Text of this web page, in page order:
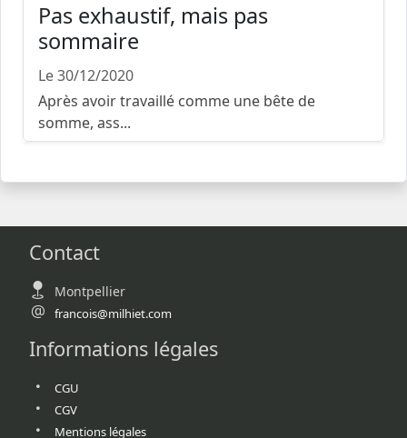
Pas exhaustif, mais pas
sommaire
Le 30/12/2020
Après avoir travaillé comme une bête de
somme, ass...
Contact
Montpellier
francois@milhiet.com
Informations légales
CGU
CGV
Mentions légales